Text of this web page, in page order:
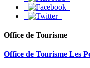
Office de Tourisme
Office de Tourisme Les